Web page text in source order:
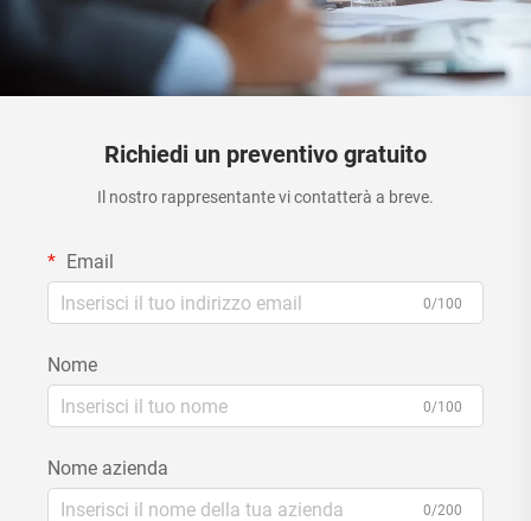
Richiedi un preventivo gratuito
Il nostro rappresentante vi contatterà a breve.
Email
0/100
Nome
0/100
Nome azienda
0/200